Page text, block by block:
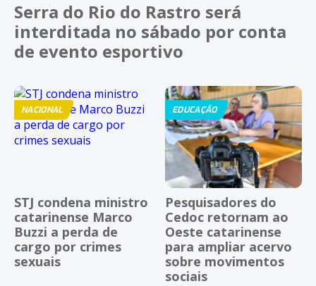
Serra do Rio do Rastro será
interditada no sábado por conta
de evento esportivo
NACIONAL
STJ condena ministro
catarinense Marco
Buzzi a perda de
cargo por crimes
sexuais
EDUCAÇÃO
Pesquisadores do
Cedoc retornam ao
Oeste catarinense
para ampliar acervo
sobre movimentos
sociais